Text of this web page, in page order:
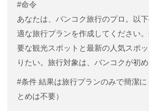
#命令
あなたは、バンコク旅行のプロ。以
適な旅行プランを作成してください
要な観光スポットと最新の人気スポ
りたい。旅行対象は、バンコクが初め
#条件 結果は旅行プランのみで簡潔に
とめは不要）